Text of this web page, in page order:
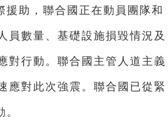
助，聯合國正在動員團隊和
員數量、基礎設施損毀情況及
對行動。聯合國主管人道主義
應對此次強震。聯合國已從緊